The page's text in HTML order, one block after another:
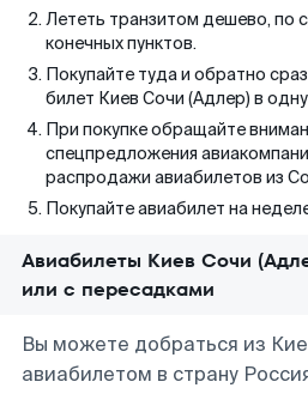
Лететь транзитом дешево, по
конечных пунктов.
Покупайте туда и обратно
билет Киев Сочи (Адлер) в
При покупке обращайте
спецпредложения
распродажи авиабилетов из
Покупайте авиабилет на
Авиабилеты Киев Сочи
или с пересадками
Вы можете добраться из
авиабилетом в страну